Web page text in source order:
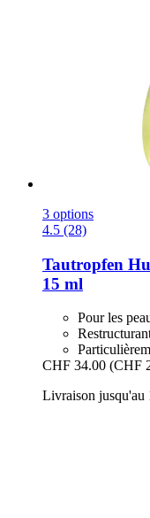
3 options
4.5 (28)
Tautropfen
15 ml
Pour les
CHF 34.00 (CHF
Livraison jusqu'au